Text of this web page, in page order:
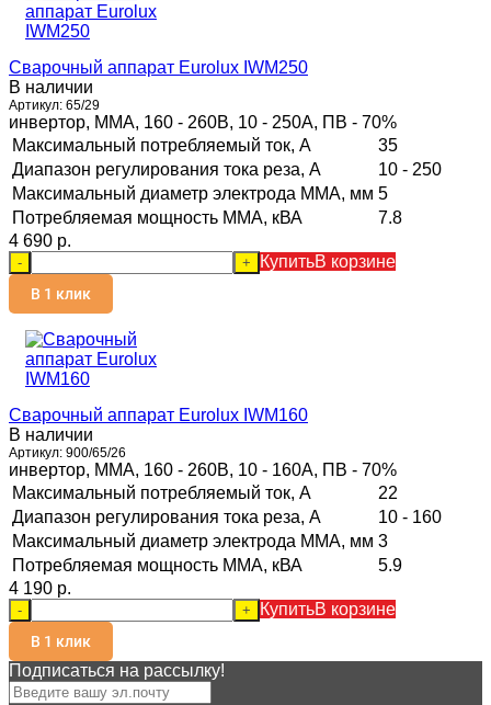
Сварочный аппарат Eurolux IWM250
В наличии
Артикул: 65/29
инвертор, MMA, 160 - 260В, 10 - 250А, ПВ - 70%
Максимальный потребляемый ток, А
35
Диапазон регулирования тока реза, А
10 - 250
Максимальный диаметр электрода MMA, мм 5
Потребляемая мощность ММА, кВА
7.8
4 690 p.
- + КупитьВ корзине
В 1 клик
Сварочный аппарат Eurolux IWM160
В наличии
Артикул: 900/65/26
инвертор, MMA, 160 - 260В, 10 - 160А, ПВ - 70%
Максимальный потребляемый ток, А
22
Диапазон регулирования тока реза, А
10 - 160
Максимальный диаметр электрода MMA, мм 3
Потребляемая мощность ММА, кВА
5.9
4 190 p.
- + КупитьВ корзине
В 1 клик
Подписаться на рассылкy!